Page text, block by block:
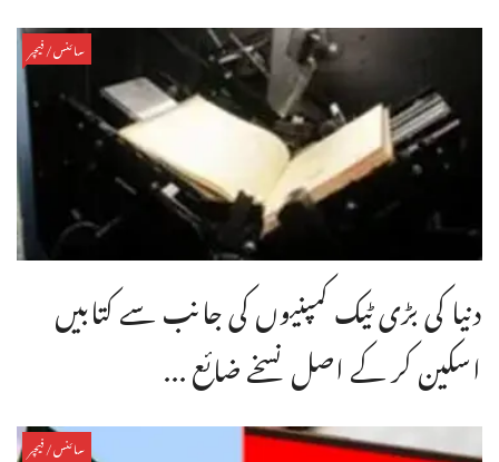
سائنس/فیچر
دنیا کی بڑی ٹیک کمپنیوں کی جانب سے کتابیں
اسکین کر کے اصل نسخے ضائع ...
سائنس/فیچر